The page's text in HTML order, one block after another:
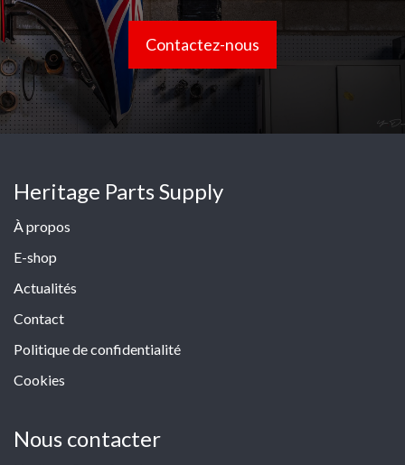
Contactez-nous
Heritage Parts Supply
À propos
E-shop
Actualités
Contact
Politique de confidentialité
Cookies
Nous contacter